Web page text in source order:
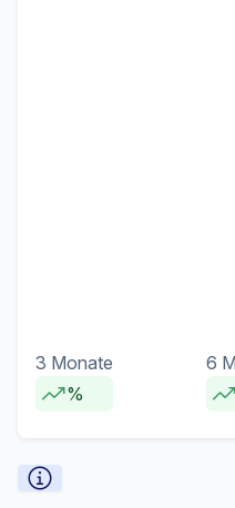
3 Monate
%
6